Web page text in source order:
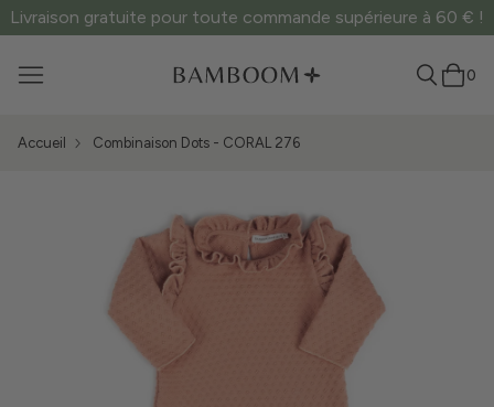
Livraison gratuite pour toute commande supérieure à 60 € !
0
Accueil Combinaison Dots - CORAL 276